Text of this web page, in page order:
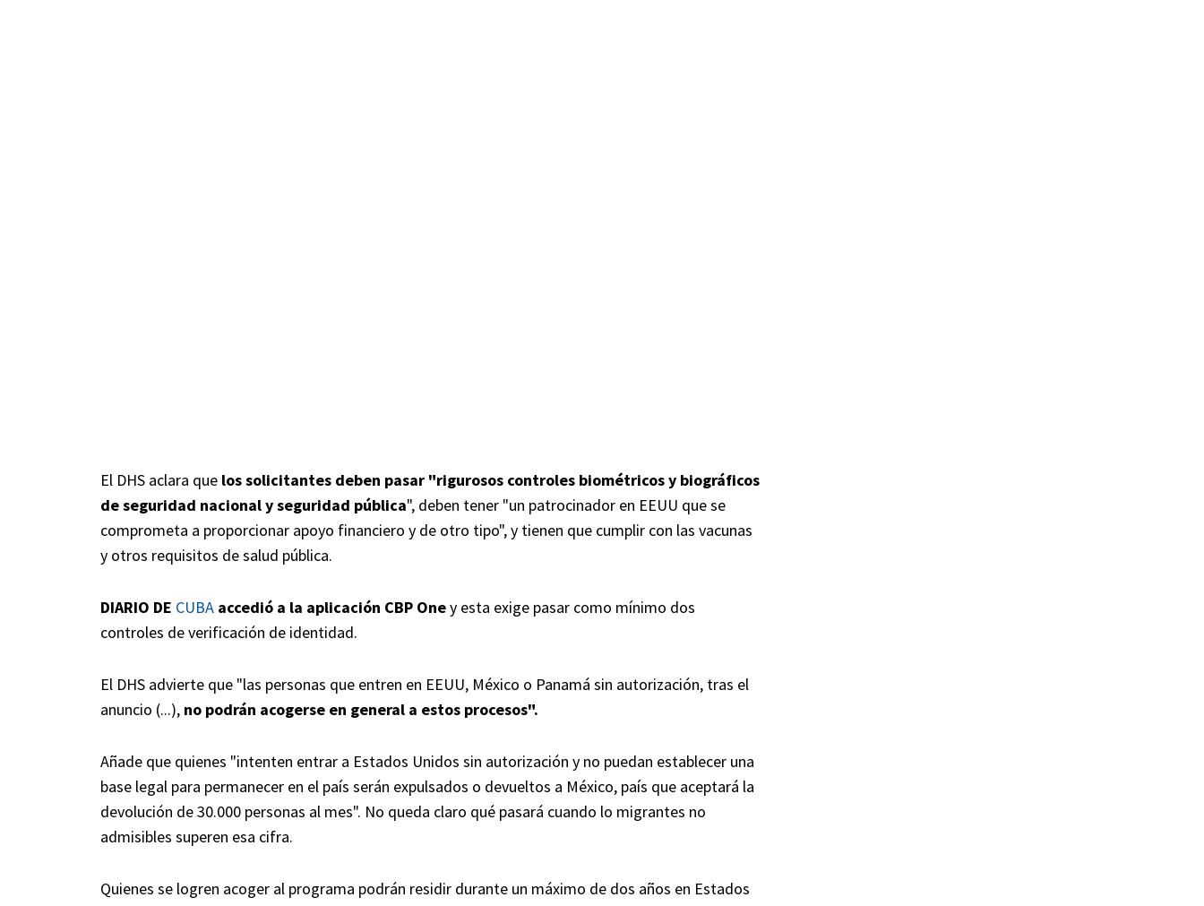
El DHS aclara que los solicitantes deben pasar "rigurosos controles biométricos y biográficos
de seguridad nacional y seguridad pública", deben tener "un patrocinador en EEUU que se
comprometa a proporcionar apoyo financiero y de otro tipo", y tienen que cumplir con las vacunas
y otros requisitos de salud pública.
DIARIO DE CUBA accedió a la aplicación CBP Oney esta exige pasar como mínimo dos
controles de verificación de identidad.
El DHS advierte que "las personas que entren en EEUU, México o Panamá sin autorización, tras el
anuncio (...), no podrán acogerse en general a estos procesos".
Añade que quienes "intenten entrar a Estados Unidos sin autorización y no puedan establecer una
base legal para permanecer en el país serán expulsados o devueltos a México, país que aceptará la
devolución de 30.000 personas al mes". No queda claro qué pasará cuando lo migrantes no
admisibles superen esa cifra.
Quienes se logren acoger al programa podrán residir durante un máximo de dos años en Estados